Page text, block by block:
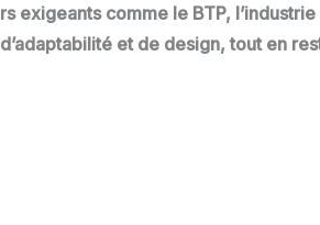
exigeants comme le BTP,
et de design, tout en